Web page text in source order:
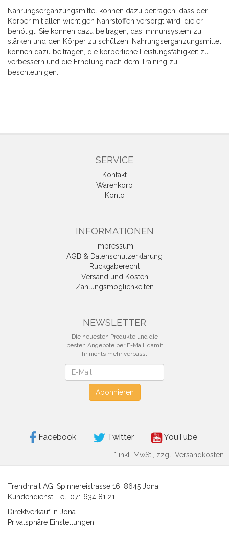
Nahrungsergänzungsmittel können dazu beitragen, dass der
Körper mit allen wichtigen Nährstoffen versorgt wird, die er
benötigt. Sie können dazu beitragen, das Immunsystem zu
stärken und den Körper zu schützen. Nahrungsergänzungsmittel
können dazu beitragen, die körperliche Leistungsfähigkeit zu
verbessern und die Erholung nach dem Training zu
beschleunigen.
SERVICE
Kontakt
Warenkorb
Konto
INFORMATIONEN
Impressum
AGB & Datenschutzerklärung
Rückgaberecht
Versand und Kosten
Zahlungsmöglichkeiten
NEWSLETTER
Die neuesten Produkte und die
besten Angebote per E-Mail, damit
Ihr nichts mehr verpasst.
Abonnieren
Facebook Twitter YouTube
* inkl. MwSt., zzgl. Versandkosten
Trendmail AG, Spinnereistrasse 16, 8645 Jona
Kundendienst: Tel. 071 634 81 21
Direktverkauf in Jona
Privatsphäre Einstellungen